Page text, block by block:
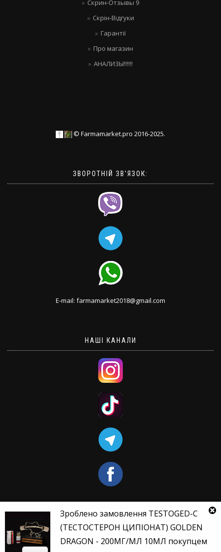
Скрин-Отзывы 9
Скрін-Відгуки
Гарантії
Про магазин
АНАЛИЗЫ!!!!!!
© Farmamarket.pro 2016-2025.
ЗВОРОТНІЙ ЗВ'ЯЗОК:
E-mail: farmamarket2018@gmail.com
НАШІ КАНАЛИ